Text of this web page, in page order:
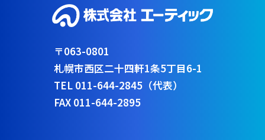
〒063-0801
札幌市西区二十四軒1条5丁目6-1
TEL 011-644-2845（代表）
FAX 011-644-2895